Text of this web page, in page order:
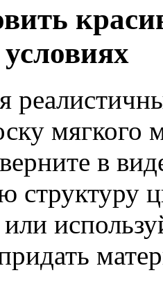
мягкого
в
структуру